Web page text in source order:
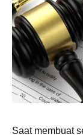
Saat membuat